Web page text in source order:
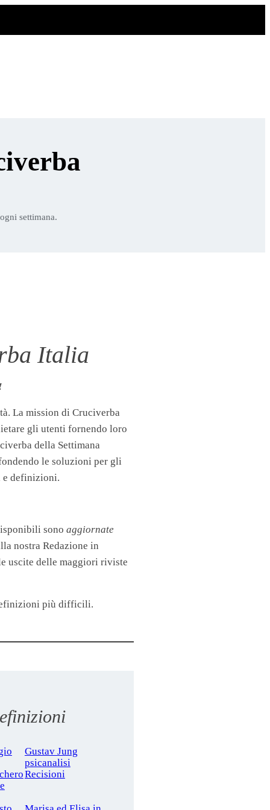
settimana.
Italia
La mission di Cruciverba
gli utenti fornendo loro
della Settimana
le soluzioni per gli
e definizioni.
sono aggiornate
nostra Redazione in
uscite delle maggiori riviste
più difficili.
Gustav Jung
psicanalisi
Recisioni